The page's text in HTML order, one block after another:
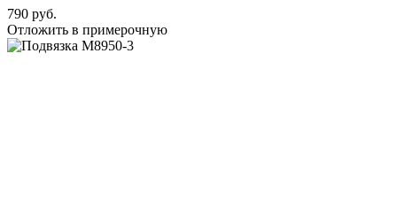
790 руб.
Отложить в примерочную